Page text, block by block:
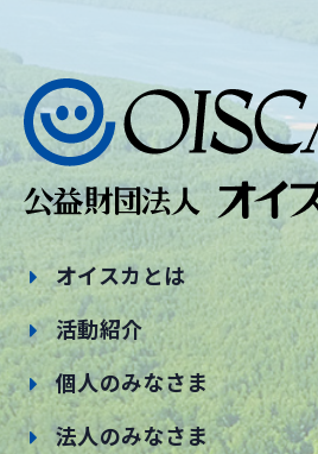
オイスカとは
活動紹介
個人のみなさま
法人のみなさま